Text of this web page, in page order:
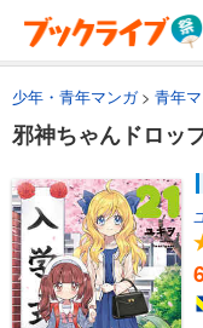
少年・青年マンガ 青年
邪神ちゃんドロッ
あらすじ
邪神ちゃ
561 円 (税
あらすじ
邪神ちゃ